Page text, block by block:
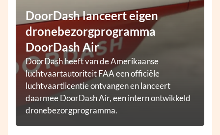
DoorDash lanceert eigen
dronebezorgprogramma
DoorDash Air
DoorDash heeft van de Amerikaanse
luchtvaartautoriteit FAA een officiële
luchtvaartlicentie ontvangen en lanceert
daarmee DoorDash Air, een intern ontwikkeld
dronebezorgprogramma.